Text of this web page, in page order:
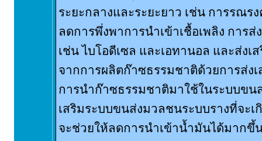
ระยะกลางและระยะยาว เช่น การรณร
ลดการพึ่งพาการนำเข้าเชื้อเพลิง การ
เช่น ไบโอดีเซล และเอทานอล และส่งเ
จากการผลิตก๊าซธรรมชาติด้วยการส่ง
การนำก๊าซธรรมชาติมาใช้ในระบบขน
เสริมระบบขนส่งมวลชนระบบรางที่จะ
จะช่วยให้ลดการนำเข้าน้ำมันได้มากขึ้